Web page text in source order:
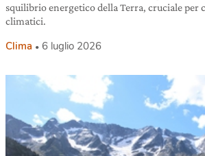
squilibrio energetico della Terra, cruciale per
climatici.
Clima 6 luglio 2026